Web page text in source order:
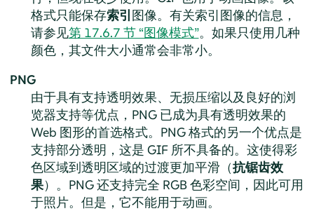
格式只能保存索引图像。有关索引图像的信息，
请参见第 17.6.7 节 “图像模式”。如果只使用几种
颜色，其文件大小通常会非常小。
PNG
由于具有支持透明效果、无损压缩以及良好的浏
览器支持等优点，PNG 已成为具有透明效果的
Web 图形的首选格式。PNG 格式的另一个优点是
支持部分透明，这是 GIF 所不具备的。这使得彩
色区域到透明区域的过渡更加平滑（抗锯齿效
果）。PNG 还支持完全 RGB 色彩空间，因此可用
于照片。但是，它不能用于动画。